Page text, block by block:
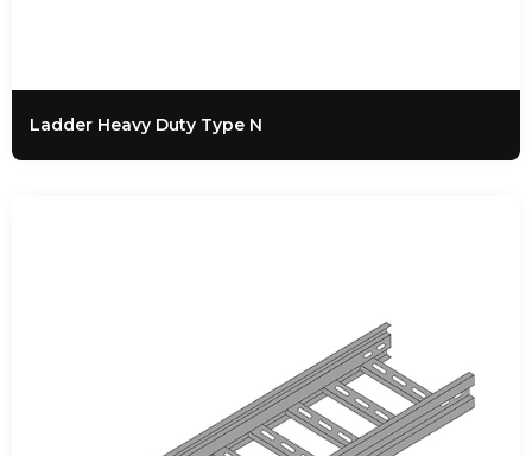
Ladder Heavy Duty Type N